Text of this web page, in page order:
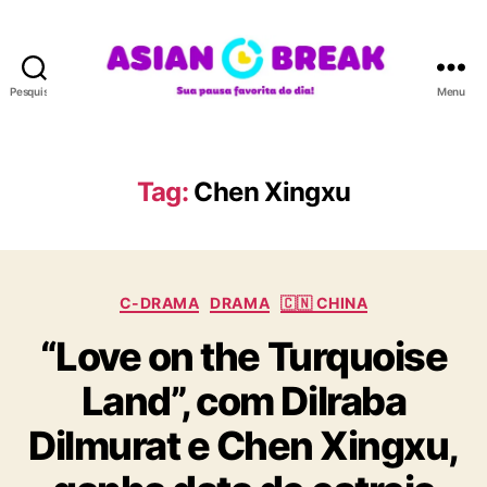
Pesquisar
A
N
R
A
Menu
Tag: Chen Xingxu
C
t
e
g
o
r
i
C-DRAMA DRAMA 🇨🇳 CHINA
“Love on the Turquoise
Land”, com Dilraba
Dilmurat e Chen Xingxu,